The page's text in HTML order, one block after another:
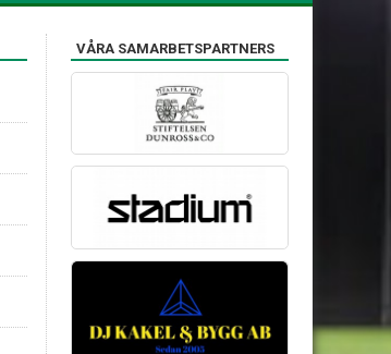
VÅRA SAMARBETSPARTNERS